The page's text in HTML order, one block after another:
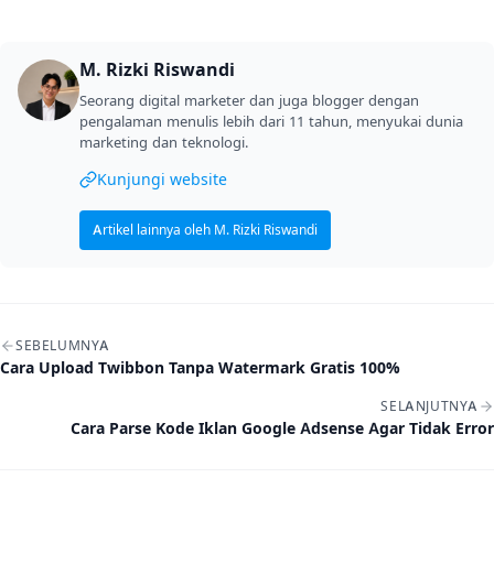
M. Rizki Riswandi
Seorang digital marketer dan juga blogger dengan
pengalaman menulis lebih dari 11 tahun, menyukai dunia
marketing dan teknologi.
Kunjungi website
Artikel lainnya oleh M. Rizki Riswandi
Navigasi artikel
SEBELUMNYA
Cara Upload Twibbon Tanpa Watermark Gratis 100%
SELANJUTNYA
Cara Parse Kode Iklan Google Adsense Agar Tidak Error